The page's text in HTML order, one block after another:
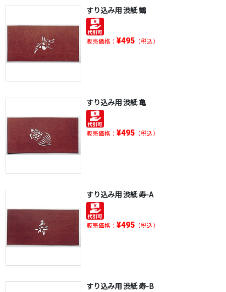
すり込み用 渋紙 鶴
販売価格： ¥495（税込）
すり込み用 渋紙 亀
販売価格： ¥495（税込）
すり込み用 渋紙 寿-A
販売価格： ¥495（税込）
すり込み用 渋紙 寿-B